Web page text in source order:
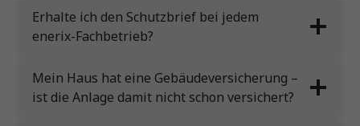
Erhalte ich den Schutzbrief bei jedem
enerix-Fachbetrieb?
Mein Haus hat eine Gebäudeversicherung –
ist die Anlage damit nicht schon versichert?